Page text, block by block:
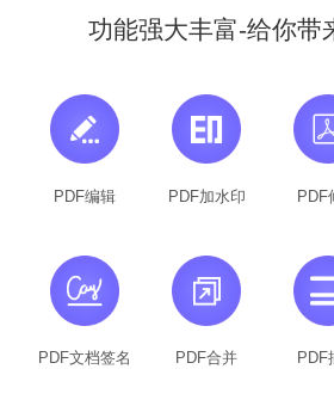
功能强大丰富-给你带
PDF编辑 PDF加水印 PDF
PDF文档签名 PDF合并 PDF